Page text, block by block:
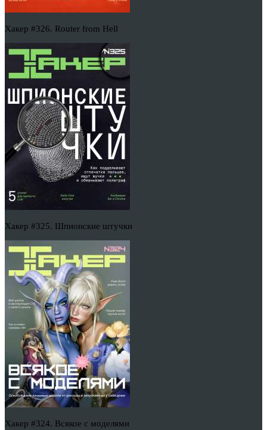
Хакер #326. Router from Hell
Хакер #325. Шпионские штучки
Хакер #324. Всякое с моделями